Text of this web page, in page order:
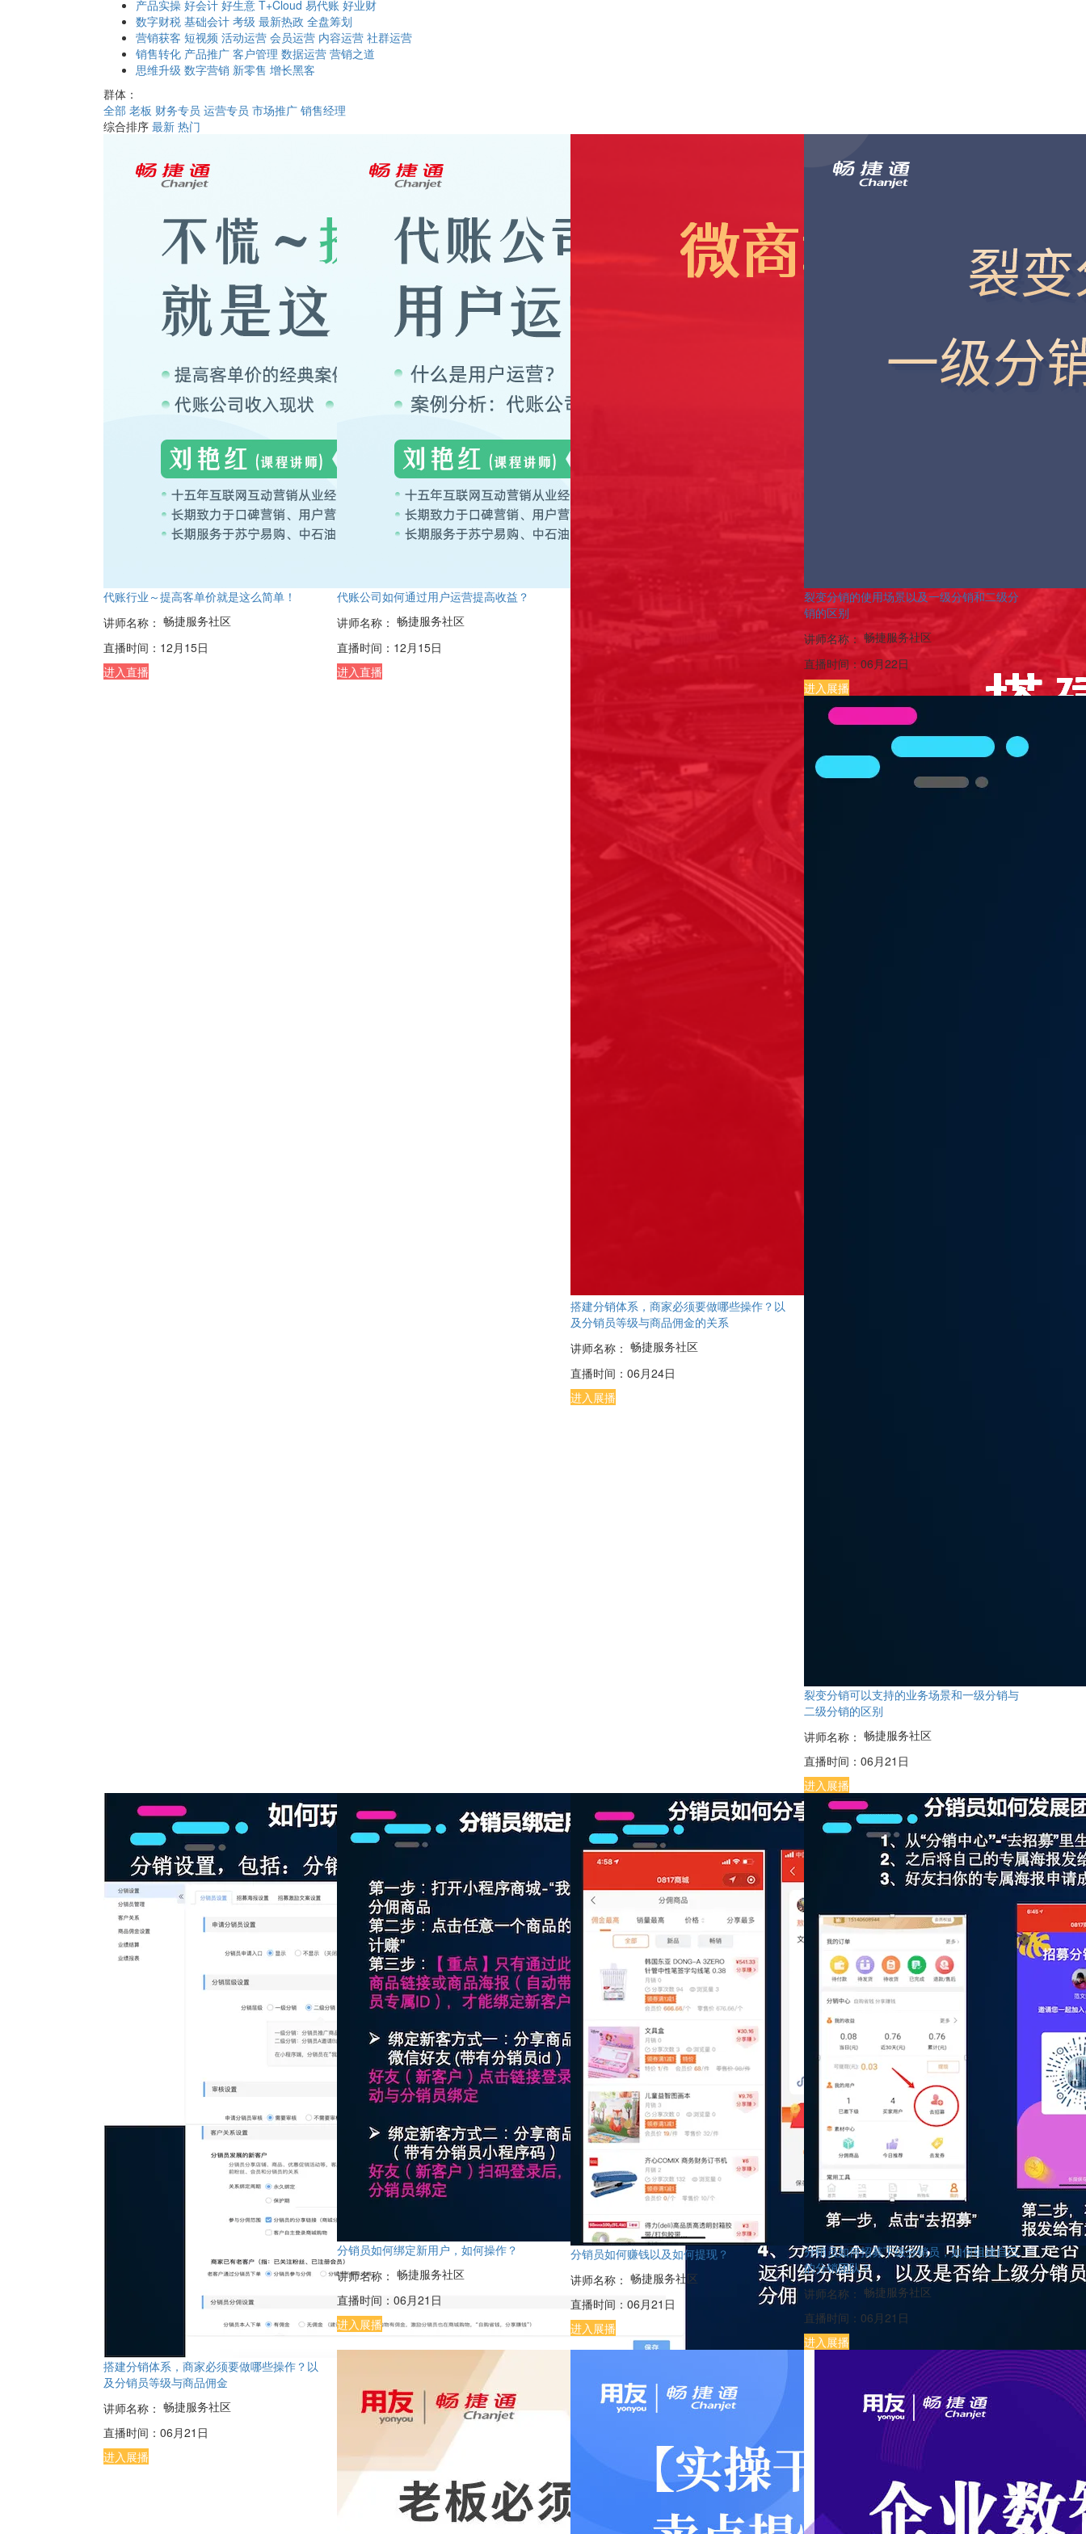
产品实操 好会计 好生意 T+Cloud 易代账 好业财
数字财税 基础会计 考级 最新热政 全盘筹划
营销获客 短视频 活动运营 会员运营 内容运营 社群运营
销售转化 产品推广 客户管理 数据运营 营销之道
思维升级 数字营销 新零售 增长黑客
群体：
全部 老板 财务专员 运营专员 市场推广 销售经理
综合排序 最新 热门
代账行业～提高客单价就是这么简单！
讲师名称： 畅捷服务社区
直播时间： 12月15日
进入直播
代账公司如何通过用户运营提高收益？
讲师名称： 畅捷服务社区
直播时间： 12月15日
进入直播
搭建分销体系，商家必须要做哪些操作？以
及分销员等级与商品佣金的关系
讲师名称： 畅捷服务社区
直播时间： 06月24日
进入展播
裂变分销的使用场景以及一级分销和二级分
销的区别
讲师名称： 畅捷服务社区
直播时间： 06月22日
进入展播
裂变分销可以支持的业务场景和一级分销与
二级分销的区别
讲师名称： 畅捷服务社区
直播时间： 06月21日
进入展播
搭建分销体系，商家必须要做哪些操作？以
及分销员等级与商品佣金
讲师名称： 畅捷服务社区
直播时间： 06月21日
进入展播
分销员如何绑定新用户，如何操作？
讲师名称： 畅捷服务社区
直播时间： 06月21日
进入展播
分销员如何赚钱以及如何提现？
讲师名称： 畅捷服务社区
直播时间： 06月21日
进入展播
分销员如何招募下级分销员，如何组建自己
的分销团队？
讲师名称： 畅捷服务社区
直播时间： 06月21日
进入展播